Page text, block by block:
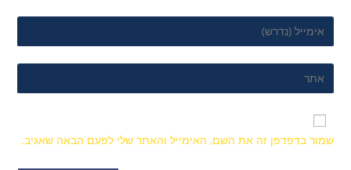
שמור בדפדפן זה את השם, האימייל והאתר שלי לפעם הבאה שאגיב.